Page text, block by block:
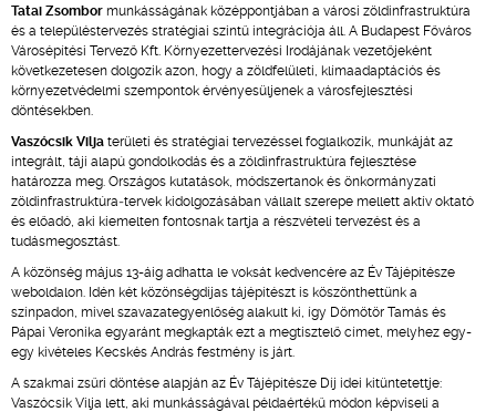
Tatai Zsombor munkásságának középpontjában a városi zöldinfrastruktúra
és a településtervezés stratégiai szintű integrációja áll. A Budapest Főváros
Városépítési Tervező Kft. Környezettervezési Irodájának vezetőjeként
következetesen dolgozik azon, hogy a zöldfelületi, klímaadaptációs és
környezetvédelmi szempontok érvényesüljenek a városfejlesztési
döntésekben.
Vaszócsik Vilja területi és stratégiai tervezéssel foglalkozik, munkáját az
integrált, táji alapú gondolkodás és a zöldinfrastruktúra fejlesztése
határozza meg. Országos kutatások, módszertanok és önkormányzati
zöldinfrastruktúra‑tervek kidolgozásában vállalt szerepe mellett aktív oktató
és előadó, aki kiemelten fontosnak tartja a részvételi tervezést és a
tudásmegosztást.
A közönség május 13-áig adhatta le voksát kedvencére az Év Tájépítésze
weboldalon. Idén két közönségdíjas tájépítészt is köszönthettünk a
színpadon, mivel szavazategyenlőség alakult ki, így Dömötör Tamás és
Pápai Veronika egyaránt megkapták ezt a megtisztelő címet, melyhez egy-
egy kivételes Kecskés András festmény is járt.
A szakmai zsűri döntése alapján az Év Tájépítésze Díj idei kitüntetettje:
Vaszócsik Vilja lett, aki munkásságával példaértékű módon képviseli a